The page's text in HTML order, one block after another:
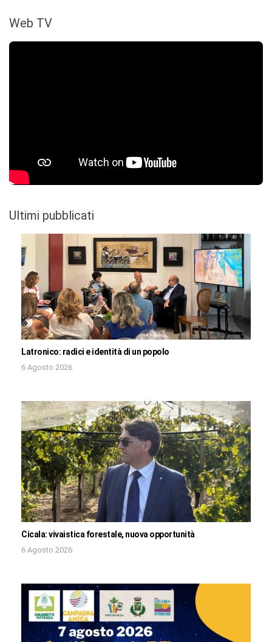
Web TV
Ultimi pubblicati
Latronico: radici e identità di un popolo
6 Agosto 2026
Cicala: vivaistica forestale, nuova opportunità
6 Agosto 2026